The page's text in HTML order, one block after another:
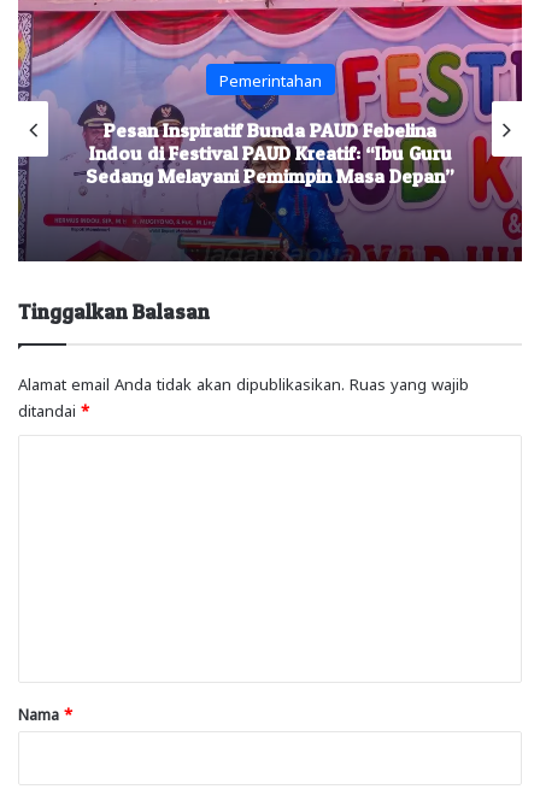
Pemerintahan
Pesan Inspiratif Bunda PAUD Febelina
Indou di Festival PAUD Kreatif: “Ibu Guru
Sedang Melayani Pemimpin Masa Depan”
Tinggalkan Balasan
Alamat email Anda tidak akan dipublikasikan. Ruas yang wajib
ditandai *
rNama *